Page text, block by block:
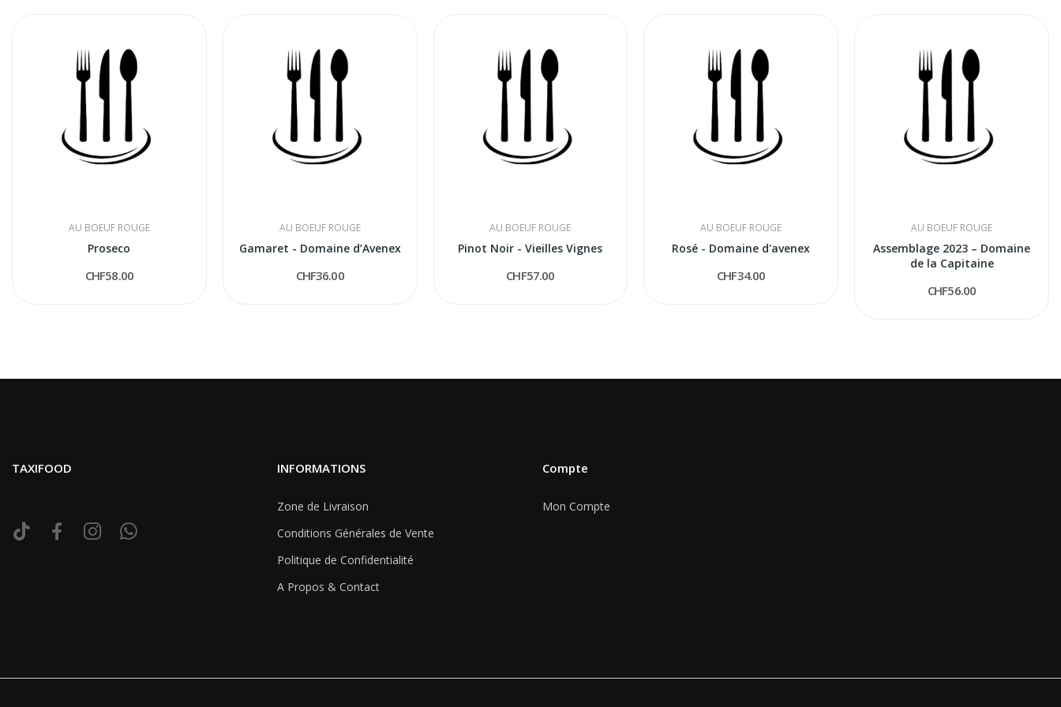
AU BOEUF ROUGE
Proseco
CHF58.00
AU BOEUF ROUGE
Gamaret - Domaine d’Avenex
CHF36.00
AU BOEUF ROUGE
Pinot Noir - Vieilles Vignes
CHF57.00
AU BOEUF ROUGE
Rosé - Domaine d'avenex
CHF34.00
AU BOEUF ROUGE
Assemblage 2023 – Domaine
de la Capitaine
CHF56.00
TAXIFOOD INFORMATIONS
Zone de Livraison
Conditions Générales de Vente
Politique de Confidentialité
A Propos & Contact
Compte
Mon Compte